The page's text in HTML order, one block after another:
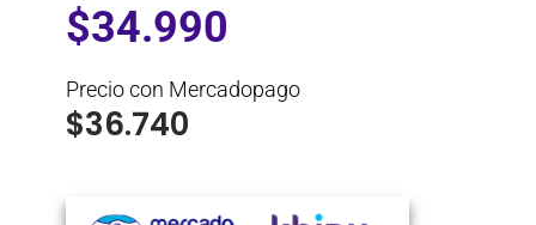
$34.990
Precio con Mercadopago
$36.740